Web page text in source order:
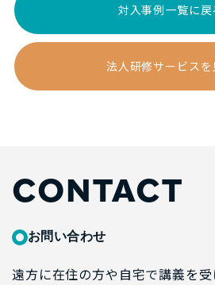
対入事例一覧に戻
法人研修サービスを
CONTACT
お問い合わせ
遠方に在住の方や自宅で講義を